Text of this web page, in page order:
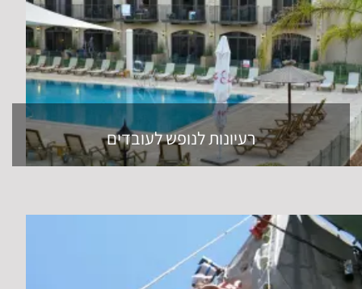
רעיונות לנופש לעובדים